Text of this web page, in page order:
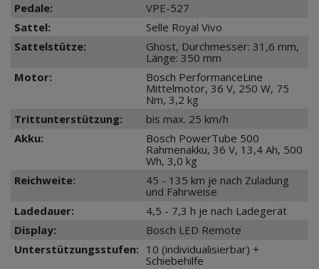
Pedale:
VPE-527
Sattel:
Selle Royal Vivo
Sattelstütze:
Ghost, Durchmesser: 31,6 mm,
Länge: 350 mm
Motor:
Bosch PerformanceLine
Mittelmotor, 36 V, 250 W, 75
Nm, 3,2 kg
Trittunterstützung:
bis max. 25 km/h
Akku:
Bosch PowerTube 500
Rahmenakku, 36 V, 13,4 Ah, 500
Wh, 3,0 kg
Reichweite:
45 - 135 km je nach Zuladung
und Fahrweise
Ladedauer:
4,5 - 7,3 h je nach Ladegerät
Display:
Bosch LED Remote
Unterstützungsstufen: 10 (individualisierbar) +
Schiebehilfe